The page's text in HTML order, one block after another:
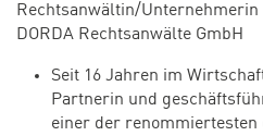
Rechtsanwältin/
DORDA Rechtsanwälte GmbH
Seit 16 Jahren im
Partnerin und
einer der renommiertesten